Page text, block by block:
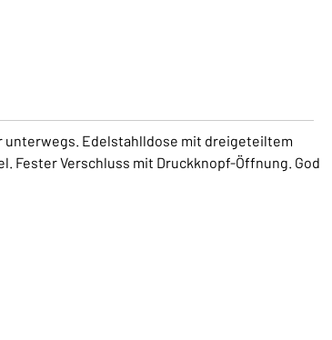
Edelstahlldose mit dreigeteiltem
Fester Verschluss mit Druckknopf-Öffnung. God